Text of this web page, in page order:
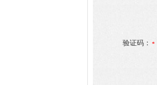
验证码：